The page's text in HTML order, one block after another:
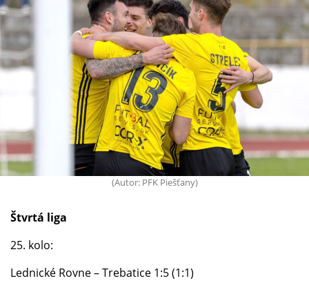
(Autor: PFK Piešťany)
Štvrtá liga
25. kolo:
Lednické Rovne – Trebatice 1:5 (1:1)